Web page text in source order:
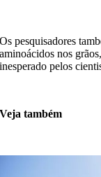
Os pesquisadores
aminoácidos nos
inesperado pelos
Veja também